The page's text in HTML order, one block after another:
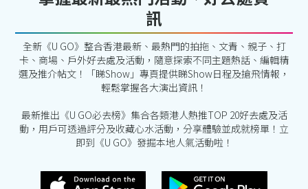
訊
全新《U GO》整合香港最新、最熱門的拍拖、文青、親子、打
卡、商場、戶外好去處及活動，隨意探索不同主題熱話、編輯精
選及推介帖文！「睇Show」專頁提供睇Show日程及搶飛情報，
輕鬆掌握各大演出資訊！
最新推出《U GO必去榜》集合各類港人熱推TOP 20好去處及活
動，用戶可透過評分及收藏心水活動，分享體驗並成就榜單！立
即到《U GO》發掘本地人氣活動啦！